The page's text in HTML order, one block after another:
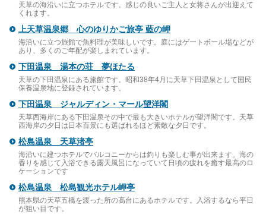
天草の海沿いに立つホテルです。感じの良いご主人と女将さんが出迎えて
くれます。
上天草温泉郷 心のゆりかご旅亭 藍の岬
海沿いに立つ旅館で魚料理が美味しいです。庭にはゲートボール場などが
あり、多くのご年配が楽しまれています。
下田温泉 湯本の荘 夢ほたる
天草の下田温泉にある旅館です。昭和38年4月に天草下田温泉として国民
保養温泉地に登録されています。
下田温泉 ジャルディン・マール望洋閣
天草西海岸にある下田温泉その中で最も大きいホテルが望洋閣です。天草
西海岸の夕日は日本百景にも選ばれるほど素敵な夕日です。
松島温泉 天草渚亭
海沿いに建つホテルでバルコニーからは釣りも楽しむ事が出来ます。海の
香りを感じて入浴できる露天風呂になっていて日頃の疲れを癒す最高のロ
ケーションです
松島温泉 松島観光ホテル岬亭
熊本県の天草五橋を渡った所の高台にあるホテルです。入浴するなら平日
が狙い目です。